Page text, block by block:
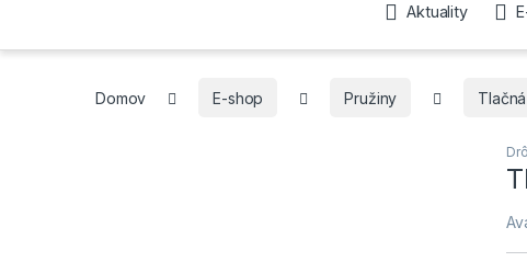
Aktuality
Domov E-shop Pružiny